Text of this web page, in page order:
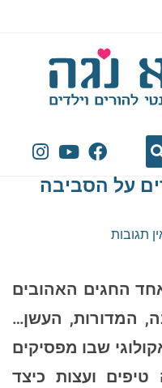
על הסביבה
תגובות
החגים האהובים
המדורות, העשן…
שבו מפסיקים
ועצות כיצד